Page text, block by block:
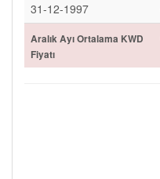
31-12-1997
Aralık Ayı Ortalama KWD
Fiyatı